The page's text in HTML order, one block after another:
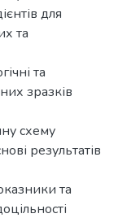
для
та
та
зразків
схему
результатів
та